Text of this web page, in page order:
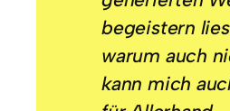
begeistern
warum auch
kann mich